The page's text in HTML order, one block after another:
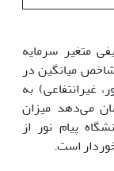
توصیفی متغیر سرمایه
میانگین در
غیرانتفاعی) به
که نشان می‌دهد میزان
پیام نور از
است.